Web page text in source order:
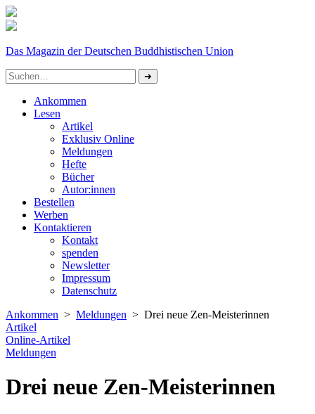
Das Magazin der Deutschen Buddhistischen Union
Ankommen
Lesen
Artikel
Exklusiv Online
Meldungen
Hefte
Bücher
Autor:innen
Bestellen
Werben
Kontaktieren
Kontakt
spenden
Newsletter
Impressum
Datenschutz­
Ankommen > Meldungen > Drei neue Zen-Meisterinnen
Artikel
Online-Artikel
Meldungen
Drei neue Zen-Meisterinnen